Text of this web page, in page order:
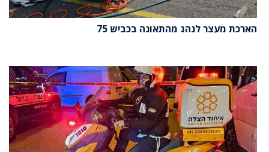
הארכת מעצר לנהג מהתאונה בכביש 75